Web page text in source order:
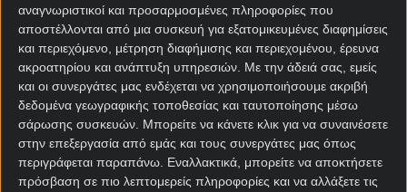
αναγνωριστικοί και προσαρμοσμένες πληροφορίες που
αποστέλλονται από μια συσκευή για εξατομικευμένες διαφημίσεις
και περιεχόμενο, μέτρηση διαφήμισης και περιεχομένου, έρευνα
ακροατηρίου και ανάπτυξη υπηρεσιών. Με την άδειά σας, εμείς
και οι συνεργάτες μας ενδέχεται να χρησιμοποιήσουμε ακριβή
δεδομένα γεωγραφικής τοποθεσίας και ταυτοποίησης μέσω
σάρωσης συσκευών. Μπορείτε να κάνετε κλικ για να συναινέσετε
στην επεξεργασία από εμάς και τους συνεργάτες μας όπως
περιγράφεται παραπάνω. Εναλλακτικά, μπορείτε να αποκτήσετε
πρόσβαση σε πιο λεπτομερείς πληροφορίες και να αλλάξετε τις
ΣΤΟΙΧΗΜΑΤΙΚΕΣ ΠΡΟΣΦΟΡΕΣ *